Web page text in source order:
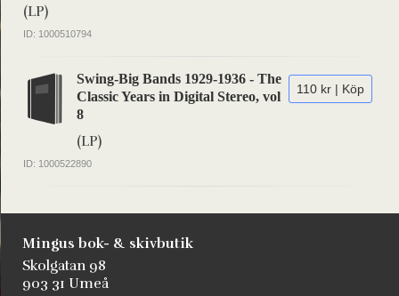
(LP)
ID: 1000510794
110 kr | Köp
Swing-Big Bands 1929-1936 - The
Classic Years in Digital Stereo, vol
8
(LP)
ID: 1000522890
Mingus bok- & skivbutik
Skolgatan 98
903 31 Umeå